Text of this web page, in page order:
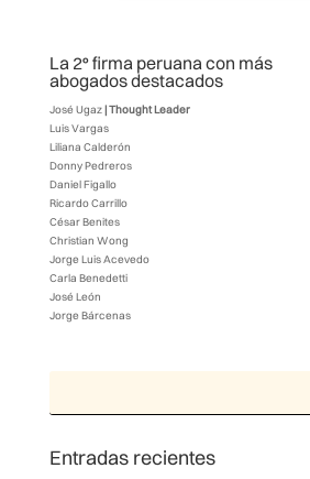
La 2° firma peruana con más
abogados destacados
José Ugaz| Thought Leader
Luis Vargas
Liliana Calderón
Donny Pedreros
Daniel Figallo
Ricardo Carrillo
César Benites
Christian Wong
Jorge Luis Acevedo
Carla Benedetti
José León
Jorge Bárcenas
Entradas recientes